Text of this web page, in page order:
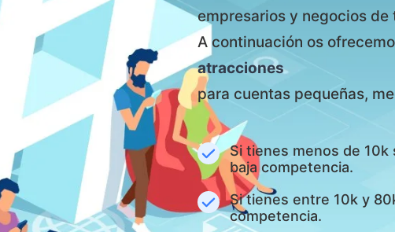
empresarios y negocios
A continuación os
atracciones
para cuentas pequeñas,
Si tienes menos de 10k
baja competencia.
Si tienes entre 10k y
competencia.